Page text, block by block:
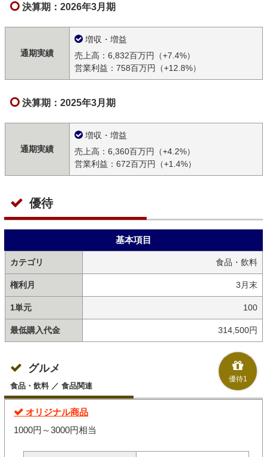
決算期：2026年3月期
通期実績
増収・増益
売上高：6,832百万円（+7.4%）
営業利益：758百万円（+12.8%）
決算期：2025年3月期
通期実績
増収・増益
売上高：6,360百万円（+4.2%）
営業利益：672百万円（+1.4%）
優待
基本項目
カテゴリ 食品・飲料
権利月 3月末
1単元 100
最低購入代金 314,500円
優待1
グルメ
食品・飲料 ／ 食品関連
オリジナル商品
1000円～3000円相当